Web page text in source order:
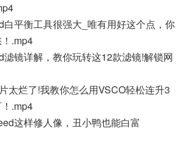
平衡工具很强大_唯有用好这个点，你
.mp4
镜详解，教你玩转这12款滤镜!解锁网
太烂了!我教你怎么用VSCO轻松连升3
.mp4
这样修人像，丑小鸭也能白富